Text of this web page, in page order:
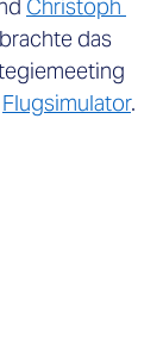
Christoph
das
Flugsimulator.